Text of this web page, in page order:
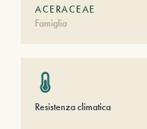
ACERACEAE
Famiglia
Resistenza climatica